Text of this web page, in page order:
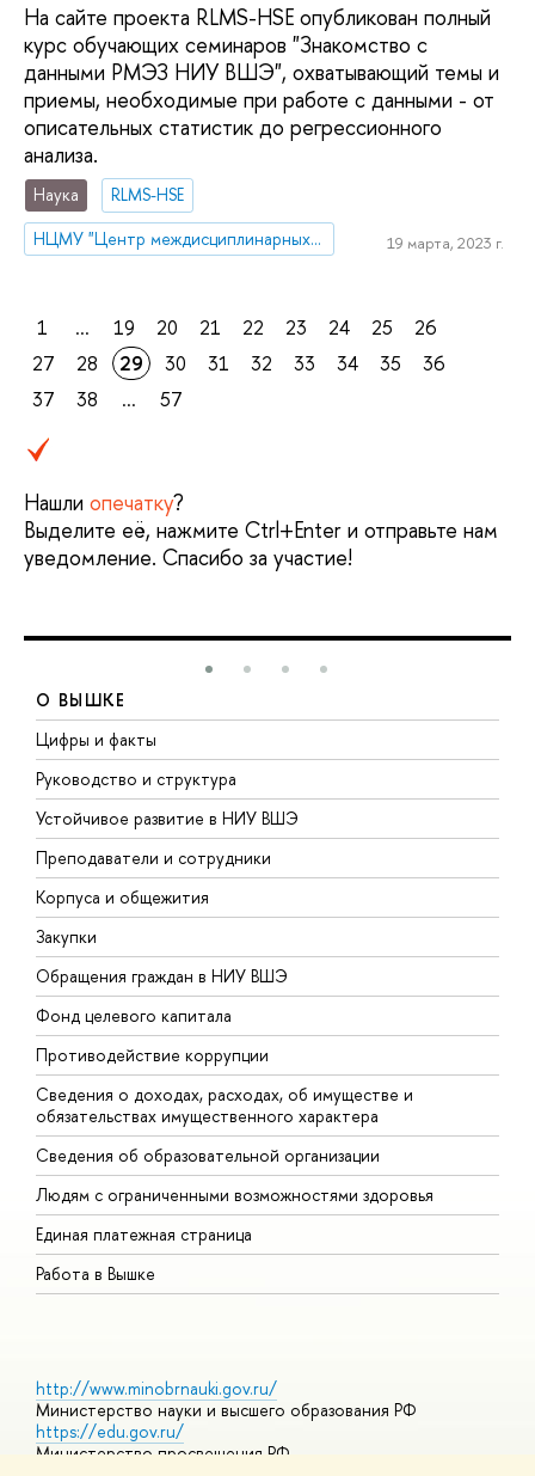
На сайте проекта RLMS-HSE опубликован полный
курс обучающих семинаров "Знакомство с
данными РМЭЗ НИУ ВШЭ", охватывающий темы и
приемы, необходимые при работе с данными - от
описательных статистик до регрессионного
анализа.
Наука
RLMS-HSE
НЦМУ "Центр междисциплинарных исследований человеческого потенциала"
19 марта, 2023 г.
1 ... 19 20 21 22 23 24 25
26
27
28 29 30 31 32 33 34 35
36
37
38 ... 57
Нашли опечатку?
Выделите её, нажмите Ctrl+Enter и отправьте нам
уведомление. Спасибо за участие!
О ВЫШКЕ
Цифры и факты
Руководство и структура
Устойчивое развитие в НИУ ВШЭ
Преподаватели и сотрудники
Корпуса и общежития
Закупки
Обращения граждан в НИУ ВШЭ
Фонд целевого капитала
Противодействие коррупции
Сведения о доходах, расходах, об имуществе и
обязательствах имущественного характера
Сведения об образовательной организации
Людям с ограниченными возможностями здоровья
Единая платежная страница
Работа в Вышке
http://www.minobrnauki.gov.ru/
Министерство науки и высшего образования РФ
https://edu.gov.ru/
Министерство просвещения РФ